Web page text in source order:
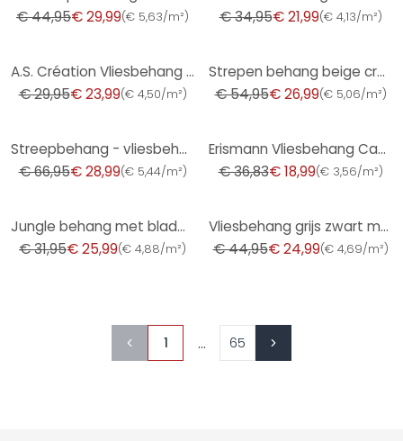
€ 44,95€ 29,99(€ 5,63/m²)
€ 34,95€ 21,99(€ 4,13/m²)
A.S. Création Vliesbehang New Strepen Behang
€ 29,95€ 23,99(€ 4,50/m²)
Strepen behang beige crème - vliesbehang kunst A.S. Création - mat en licht structuurloos
€ 54,95€ 26,99(€ 5,06/m²)
Streepbehang - vliesbehang country house by A.S. Création beige wit duurzaam 386652
€ 66,95€ 28,99(€ 5,44/m²)
Erismann Vliesbehang Casual Chic Blauw
€ 36,83€ 18,99(€ 3,56/m²)
Jungle behang met bladmotief crème beige - modern Vliesbehang discreet & elegant
€ 31,95€ 25,99(€ 4,88/m²)
Vliesbehang grijs zwart mat gestreept - modern skandi behang met houten panelen
€ 44,95€ 24,99(€ 4,69/m²)
1 ... 65